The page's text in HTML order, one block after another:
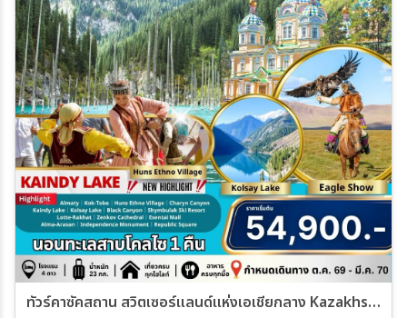
ทัวร์คาซัคสถาน สวิตเซอร์แลนด์แห่งเอเชียกลาง Kazakhstan 6วัน 4คืน (KC)